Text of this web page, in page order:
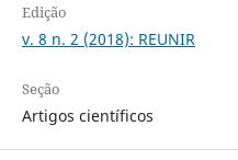
Edição
v. 8 n. 2 (2018): REUNIR
Seção
Artigos científicos